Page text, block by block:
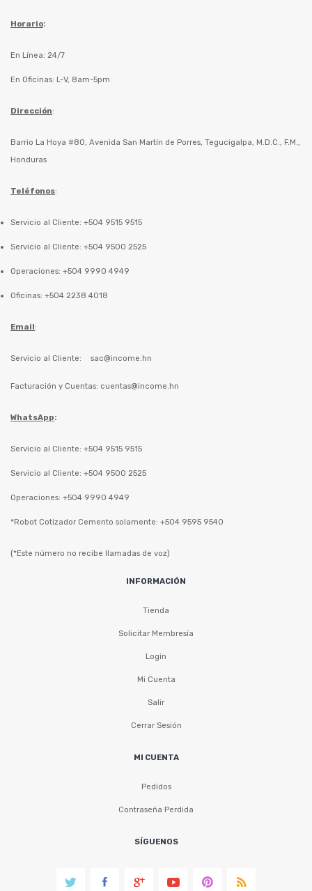
Horario:
En Línea: 24/7
En Oficinas: L-V, 8am-5pm
Dirección:
Barrio La Hoya #80, Avenida San Martín de Porres, Tegucigalpa, M.D.C., F.M.,
Honduras
Teléfonos:
Servicio al Cliente: +504 9515 9515
Servicio al Cliente: +504 9500 2525
Operaciones: +504 9990 4949
Oficinas: +504 2238 4018
Email:
Servicio al Cliente: sac@income.hn
Facturación y Cuentas: cuentas@income.hn
WhatsApp:
Servicio al Cliente: +504 9515 9515
Servicio al Cliente: +504 9500 2525
Operaciones: +504 9990 4949
*Robot Cotizador Cemento solamente: +504 9595 9540
(*Este número no recibe llamadas de voz)
INFORMACIÓN
Tienda
Solicitar Membresía
Login
Mi Cuenta
Salir
Cerrar Sesión
MI CUENTA
Pedidos
Contraseña Perdida
SÍGUENOS